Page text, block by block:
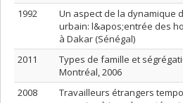
1992
Un aspect de la dynamique
urbain: l&apos;entrée des
à Dakar (Sénégal)
2011
Types de famille et
Montréal, 2006
2008
Travailleurs étrangers